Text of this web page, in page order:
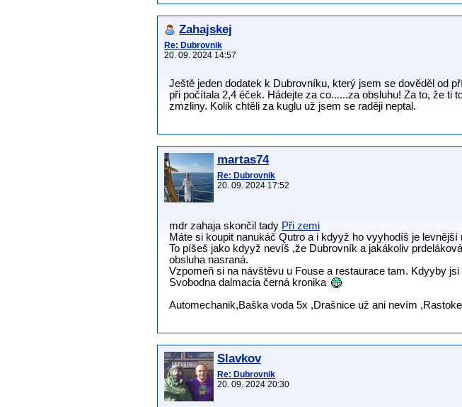
Zahajskej
Re: Dubrovnik
20. 09. 2024 14:57
Ještě jeden dodatek k Dubrovníku, který jsem se dověděl od
při počítala 2,4 éček. Hádejte za co......za obsluhu! Za to, že
zmzliny. Kolik chtěli za kuglu už jsem se raději neptal.
martas74
Re: Dubrovnik
20. 09. 2024 17:52
mdr zahaja skončil tady Při zemi
Máte si koupit nanukáč Qutro a i kdyyž ho vyyhodíš je levnější
To píšeš jako kdyyž nevíš ,že Dubrovník a jakákoliv
obsluha nasraná.
Vzpomeň si na návštěvu u Fouse a restaurace tam. Kdyyby
Svobodna dalmacia černá kronika
Automechanik,Baška voda 5x ,Drašnice už ani nevím
Slavkov
Re: Dubrovnik
20. 09. 2024 20:30